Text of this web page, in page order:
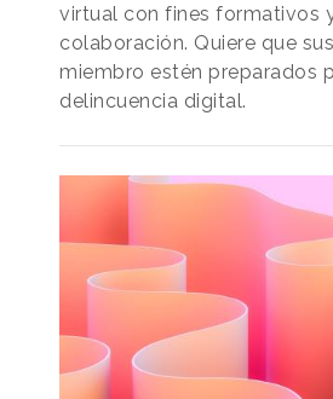
virtual con fines formativos
colaboración. Quiere que
miembro estén preparados
delincuencia digital.